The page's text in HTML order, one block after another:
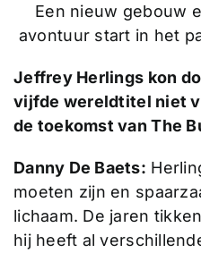
Een nieuw gebouw
avontuur start in het
Jeffrey Herlings kon
vijfde wereldtitel niet
de toekomst van The
Danny De Baets:
moeten zijn en
lichaam. De jaren
hij heeft al